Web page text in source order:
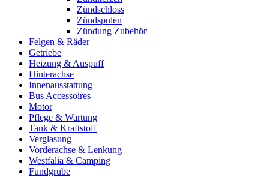
Zündschloss
Zündspulen
Zündung Zubehör
Felgen & Räder
Getriebe
Heizung & Auspuff
Hinterachse
Innenausstattung
Bus Accessoires
Motor
Pflege & Wartung
Tank & Kraftstoff
Verglasung
Vorderachse & Lenkung
Westfalia & Camping
Fundgrube